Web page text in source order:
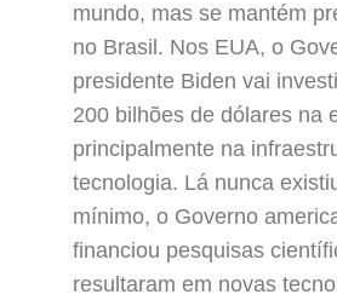
mundo, mas se mantém
no Brasil. Nos EUA, o
presidente Biden vai
200 bilhões de dólares na
principalmente na
tecnologia. Lá nunca
mínimo, o Governo
financiou pesquisas
resultaram em novas